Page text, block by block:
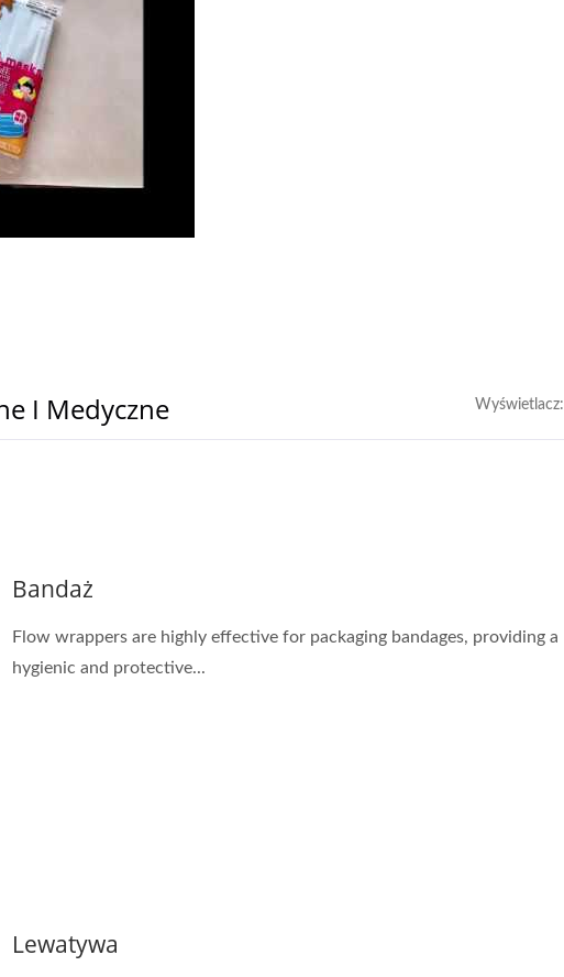
masek medycznych Flow Wrapping
I Medyczne Wyświetlacz:
Bandaż
Flow wrappers are highly effective for packaging bandages, providing a
hygienic and protective...
Lewatywa